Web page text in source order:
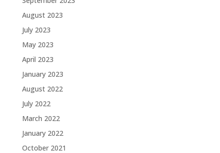
August 2023
July 2023
May 2023
April 2023
January 2023
August 2022
July 2022
March 2022
January 2022
October 2021